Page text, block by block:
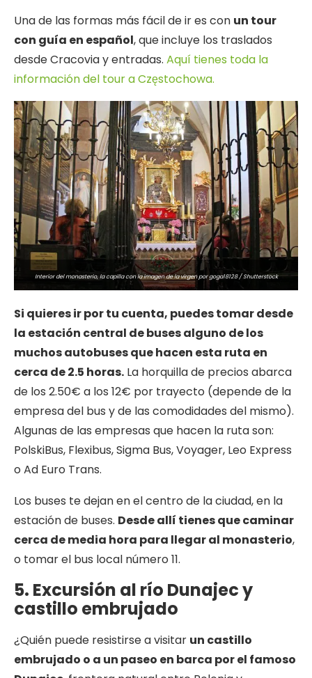
Una de las formas más fácil de ir es con un tour
con guía en español, que incluye los traslados
desde Cracovia y entradas. Aquí tienes toda la
información del tour a Częstochowa.
Interior del monasterio, la capilla con la imagen de la virgen por goga18128 / Shutterstock
Si quieres ir por tu cuenta, puedes tomar desde
la estación central de buses alguno de los
muchos autobuses que hacen esta ruta en
cerca de 2.5 horas. La horquilla de precios abarca
de los 2.50€ a los 12€ por trayecto (depende de la
empresa del bus y de las comodidades del mismo).
Algunas de las empresas que hacen la ruta son:
PolskiBus, Flexibus, Sigma Bus, Voyager, Leo Express
o Ad Euro Trans.
Los buses te dejan en el centro de la ciudad, en la
estación de buses. Desde allí tienes que caminar
cerca de media hora para llegar al monasterio,
o tomar el bus local número 11.
5. Excursión al río Dunajec y
castillo embrujado
¿Quién puede resistirse a visitar un castillo
embrujado o a un paseo en barca por el famoso